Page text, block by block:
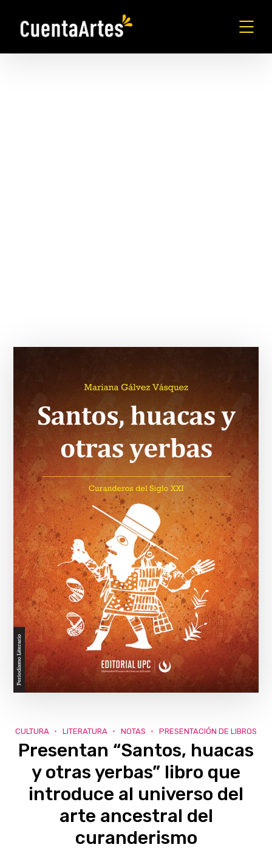
CULTURA LITERATURA NOTAS PRESENTACIÓN DE LIBROS
Presentan “Santos, huacas
y otras yerbas” libro que
introduce al universo del
arte ancestral del
curanderismo